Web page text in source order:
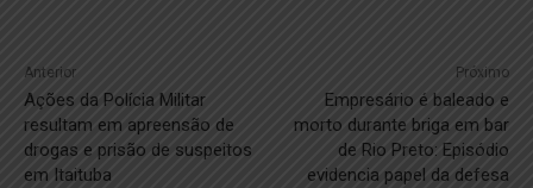
Anterior
Ações da Polícia Militar
resultam em apreensão de
drogas e prisão de suspeitos
em Itaituba
Próximo
Empresário é baleado e
morto durante briga em bar
de Rio Preto: Episódio
evidencia papel da defesa